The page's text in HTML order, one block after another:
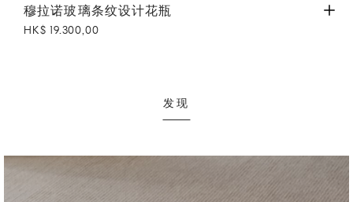
穆拉诺玻璃条纹设计花瓶 棕色渐变
穆拉诺玻璃条纹设计花瓶
HK$ 19.300,00
发现